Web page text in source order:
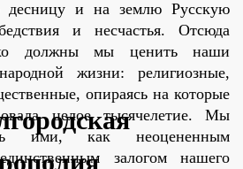
десницу и на землю Русскую
и несчастья. Отсюда
должны мы ценить наши
жизни: религиозные,
опираясь на которые
целое тысячелетие. Мы
ими, как неоцененным
залогом нашего